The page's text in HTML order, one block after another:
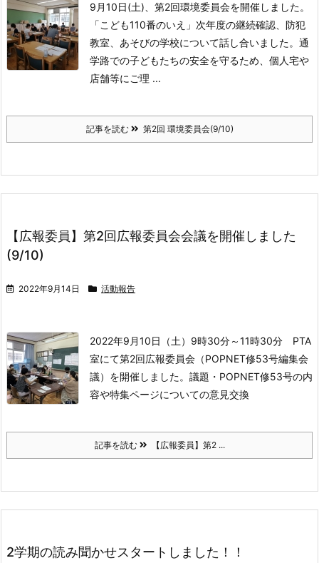
9月10日(土)、第2回環境委員会を開催しました。
「こども110番のいえ」次年度の継続確認、 防犯
教室、あそびの学校について話し合いました。 通
学路での子どもたちの安全を守るため、個人宅や
店舗等にご理 ...
記事を読む 第2回 環境委員会(9/10)
【広報委員】第2回広報委員会会議を開催しました
(9/10)
2022年9月14日 活動報告
2022年9月10日（土）9時30分～11時30分 PTA
室にて第2回広報委員会（POPNET修53号編集会
議）を開催しました。 議題 ・POPNET修53号の内
容や特集ページについての意見交換
記事を読む 【広報委員】第2 ...
2学期の読み聞かせスタートしました！！